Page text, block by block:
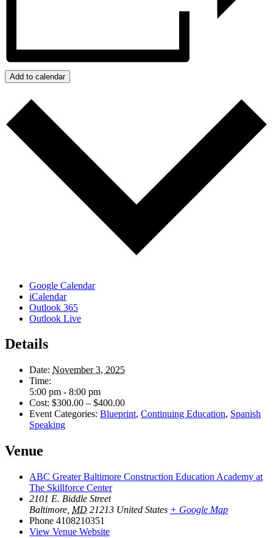
Add to calendar
Google Calendar
iCalendar
Outlook 365
Outlook Live
Details
Date: November 3, 2025
Time:
5:00 pm - 8:00 pm
Cost: $300.00 – $400.00
Event Categories: Blueprint, Continuing Education, Spanish
Speaking
Venue
ABC Greater Baltimore Construction Education Academy at
The Skillforce Center
2101 E. Biddle Street
Baltimore MD 21213 United States + Google Map
Phone 4108210351
View Venue Website